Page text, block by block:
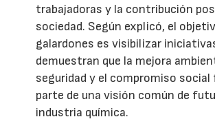
trabajadoras y la contribución
sociedad. Según explicó, el
galardones es visibilizar
demuestran que la mejora
seguridad y el compromiso social
parte de una visión común de
industria química.